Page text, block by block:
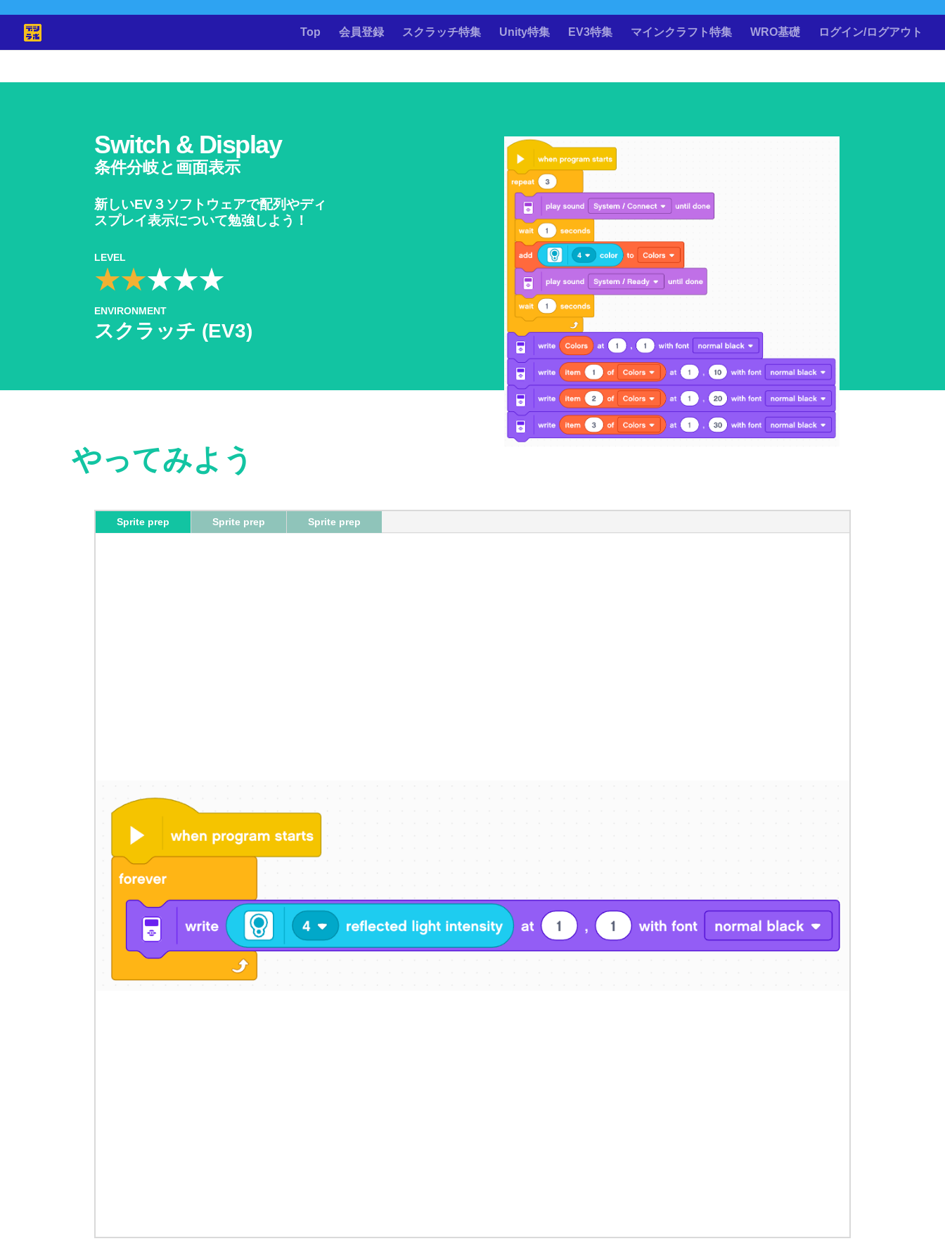
Top 会員登録 スクラッチ特集 Unity特集 EV3特集 マインクラフト特集 WRO基礎 ログイン/ログアウト
Switch & Display
条件分岐と画面表示
新しいEV３ソフトウェアで配列やディ
スプレイ表示について勉強しよう！
LEVEL
ENVIRONMENT
スクラッチ (EV3)
やってみよう
Sprite prep Sprite prep Sprite prep